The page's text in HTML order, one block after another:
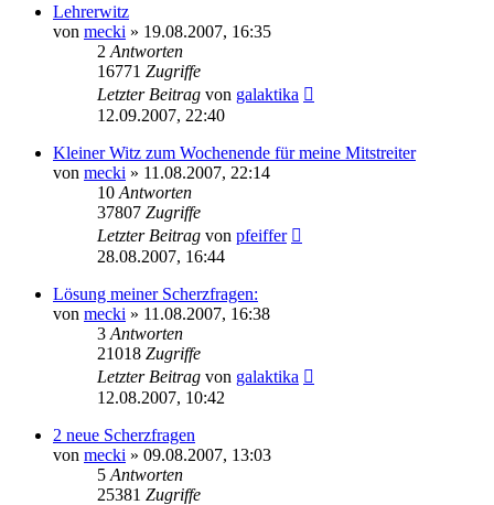
Lehrerwitz
von mecki » 19.08.2007, 16:35
2 Antworten
16771 Zugriffe
Letzter Beitrag von galaktika
12.09.2007, 22:40
Kleiner Witz zum Wochenende für meine Mitstreiter
von mecki » 11.08.2007, 22:14
10 Antworten
37807 Zugriffe
Letzter Beitrag von pfeiffer
28.08.2007, 16:44
Lösung meiner Scherzfragen:
von mecki » 11.08.2007, 16:38
3 Antworten
21018 Zugriffe
Letzter Beitrag von galaktika
12.08.2007, 10:42
2 neue Scherzfragen
von mecki » 09.08.2007, 13:03
5 Antworten
25381 Zugriffe